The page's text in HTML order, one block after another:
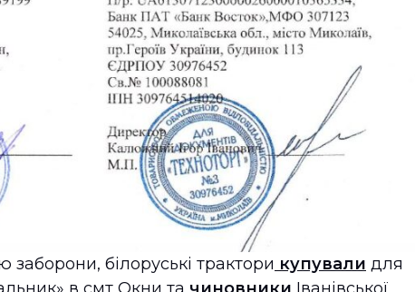
заборони, білоруські трактори купували для